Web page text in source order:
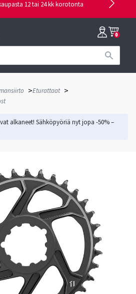
12 tai 24 kk korotonta
0
>Eturattaat >
alkaneet! Sähköpyöriä nyt jopa -50% –